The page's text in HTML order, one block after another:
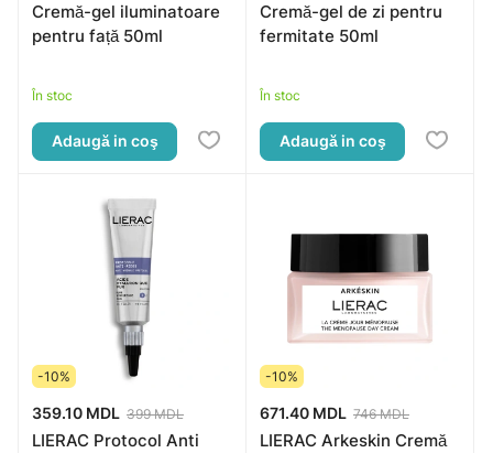
Cremă-gel iluminatoare
pentru față 50ml
În stoc
Adaugă in coş
Cremă-gel de zi pentru
fermitate 50ml
În stoc
Adaugă in coş
-10%
359.10 MDL 399 MDL
LIERAC Protocol Anti
-10%
671.40 MDL 746 MDL
LIERAC Arkeskin Cremă